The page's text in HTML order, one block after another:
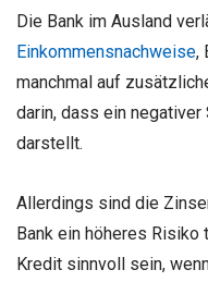
Die Bank im Ausland
Einkommensnachweise,
manchmal auf
darin, dass ein
darstellt.
Allerdings sind die
Bank ein höheres Risiko
Kredit sinnvoll sein,